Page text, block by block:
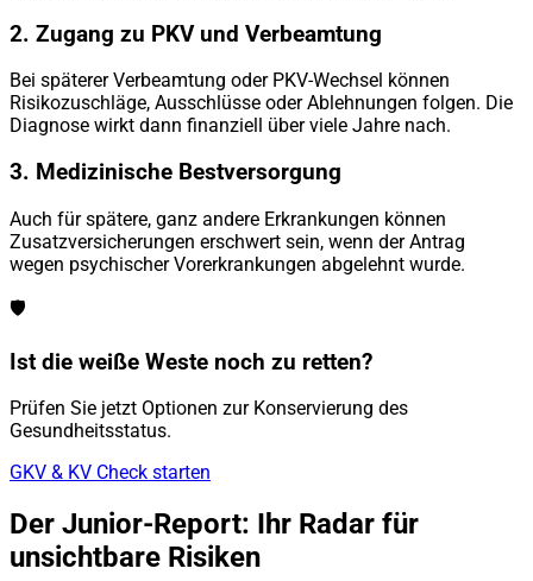
2. Zugang zu PKV und Verbeamtung
Bei späterer Verbeamtung oder PKV-Wechsel können
Risikozuschläge, Ausschlüsse oder Ablehnungen folgen. Die
Diagnose wirkt dann finanziell über viele Jahre nach.
3. Medizinische Bestversorgung
Auch für spätere, ganz andere Erkrankungen können
Zusatzversicherungen erschwert sein, wenn der Antrag
wegen psychischer Vorerkrankungen abgelehnt wurde.
🛡️
Ist die weiße Weste noch zu retten?
Prüfen Sie jetzt Optionen zur Konservierung des
Gesundheitsstatus.
GKV & KV Check starten
Der Junior-Report: Ihr Radar für
unsichtbare Risiken